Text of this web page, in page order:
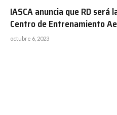
IASCA anuncia que RD será
Centro de Entrenamiento
octubre 6, 2023